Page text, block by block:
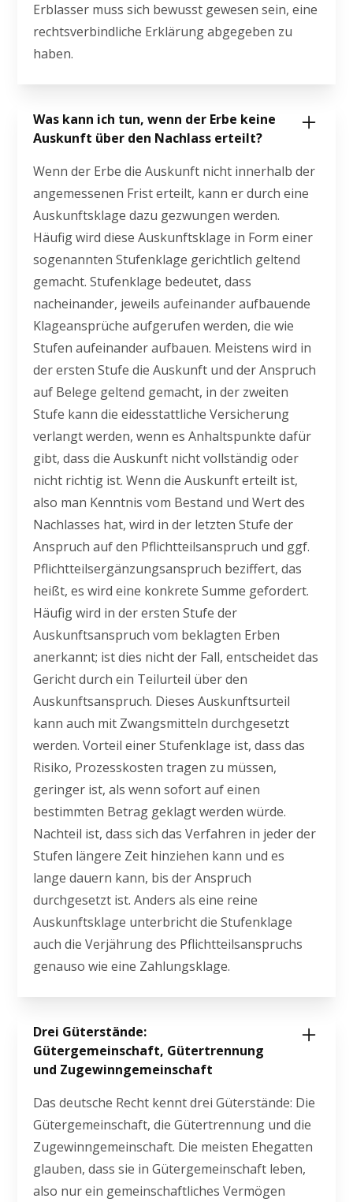
Erblasser muss sich bewusst gewesen sein, eine
rechtsverbindliche Erklärung abgegeben zu
haben.
Was kann ich tun, wenn der Erbe keine
Auskunft über den Nachlass erteilt?
Wenn der Erbe die Auskunft nicht innerhalb der
angemessenen Frist erteilt, kann er durch eine
Auskunftsklage dazu gezwungen werden.
Häufig wird diese Auskunftsklage in Form einer
sogenannten Stufenklage gerichtlich geltend
gemacht. Stufenklage bedeutet, dass
nacheinander, jeweils aufeinander aufbauende
Klageansprüche aufgerufen werden, die wie
Stufen aufeinander aufbauen. Meistens wird in
der ersten Stufe die Auskunft und der Anspruch
auf Belege geltend gemacht, in der zweiten
Stufe kann die eidesstattliche Versicherung
verlangt werden, wenn es Anhaltspunkte dafür
gibt, dass die Auskunft nicht vollständig oder
nicht richtig ist. Wenn die Auskunft erteilt ist,
also man Kenntnis vom Bestand und Wert des
Nachlasses hat, wird in der letzten Stufe der
Anspruch auf den Pflichtteilsanspruch und ggf.
Pflichtteilsergänzungsanspruch beziffert, das
heißt, es wird eine konkrete Summe gefordert.
Häufig wird in der ersten Stufe der
Auskunftsanspruch vom beklagten Erben
anerkannt; ist dies nicht der Fall, entscheidet das
Gericht durch ein Teilurteil über den
Auskunftsanspruch. Dieses Auskunftsurteil
kann auch mit Zwangsmitteln durchgesetzt
werden. Vorteil einer Stufenklage ist, dass das
Risiko, Prozesskosten tragen zu müssen,
geringer ist, als wenn sofort auf einen
bestimmten Betrag geklagt werden würde.
Nachteil ist, dass sich das Verfahren in jeder der
Stufen längere Zeit hinziehen kann und es
lange dauern kann, bis der Anspruch
durchgesetzt ist. Anders als eine reine
Auskunftsklage unterbricht die Stufenklage
auch die Verjährung des Pflichtteilsanspruchs
genauso wie eine Zahlungsklage.
Drei Güterstände:
Gütergemeinschaft, Gütertrennung
und Zugewinngemeinschaft
Das deutsche Recht kennt drei Güterstände: Die
Gütergemeinschaft, die Gütertrennung und die
Zugewinngemeinschaft. Die meisten Ehegatten
glauben, dass sie in Gütergemeinschaft leben,
also nur ein gemeinschaftliches Vermögen